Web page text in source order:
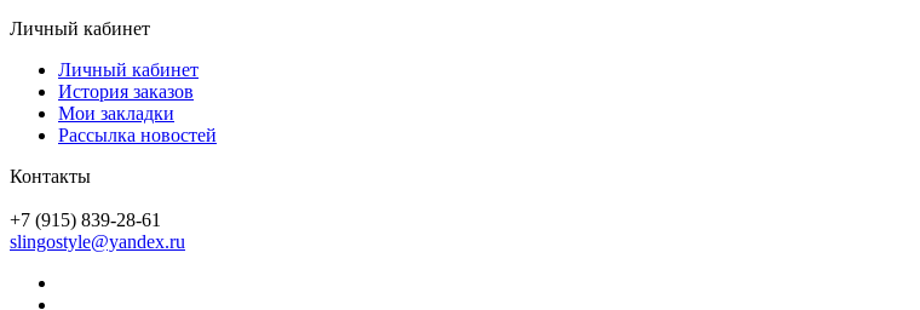
Личный кабинет
Личный кабинет
История заказов
Мои закладки
Рассылка новостей
Контакты
+7 (915) 839-28-61
slingostyle@yandex.ru